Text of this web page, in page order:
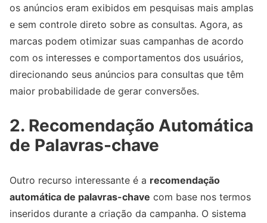
os anúncios eram exibidos em pesquisas mais amplas
e sem controle direto sobre as consultas. Agora, as
marcas podem otimizar suas campanhas de acordo
com os interesses e comportamentos dos usuários,
direcionando seus anúncios para consultas que têm
maior probabilidade de gerar conversões.
2. Recomendação Automática
de Palavras-chave
Outro recurso interessante é a recomendação
automática de palavras-chave com base nos termos
inseridos durante a criação da campanha. O sistema